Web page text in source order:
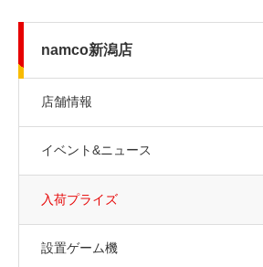
namco新潟店
店舗情報
イベント&ニュース
入荷プライズ
設置ゲーム機